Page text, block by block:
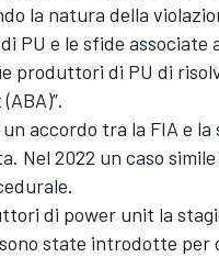
la natura della
PU e le sfide associate
produttori di PU di
accordo tra la FIA e
Nel 2022 un caso
di power unit la
state introdotte per